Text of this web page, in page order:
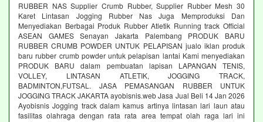
RUBBER NAS Supplier Crumb Rubber, Supplier Rubber Mesh 30
Karet Lintasan Jogging Rubber Nas Juga Memproduksi Dan
Menyediakan Berbagai Produk Rubber Atletik Running track Official
ASEAN GAMES Senayan Jakarta Palembang PRODUK BARU
RUBBER CRUMB POWDER UNTUK PELAPISAN jualo iklan produk
baru rubber crumb powder untuk pelapisan lantai Kami menyediakan
PRODUK BARU dalam pembuatan lapisan LAPANGAN TENIS,
VOLLEY, LINTASAN ATLETIK, JOGGING TRACK,
BADMINTON,FUTSAL. JASA PEMASANGAN RUBBER UNTUK
JOGGING TRACK JAKARTA ayobisnis.web Jasa Jual Beli 14 Jan 2026
Ayobisnis Jogging track dalam kamus artinya lintasan lari laun atau
fasilitas olahraga dengan rata rata area tempat olah raga lari ini